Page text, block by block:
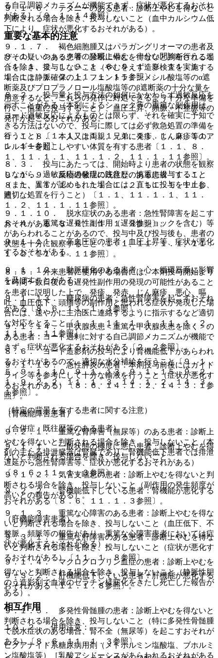
９．１．６． テタニーのある患者：診断上やむを得ないと
判断される場合を除き、投与しないこと（血中カルシウム低
下により、症状が悪化するおそれがある）。
９．１．７． 褐色細胞腫又はパラガングリオーマの患者及
びその疑いのある患者：診断上やむを得ないと判断される場
合を除き、投与しないこと（やむをえず造影検査を実施する
場合には静脈確保の上、フェントラミンメシル酸塩等のα遮
断薬及びプロプラノロール塩酸塩等のβ遮断薬の十分な量を
用意するなど、これらの発作に対処できるよう十分な準備を
行い、慎重に投与すること）、血圧上昇、頻脈、不整脈等の
発作が起こるおそれがある。
９．１．８． 本人又は両親、兄弟に発疹、じん麻疹等のア
レルギーを起こしやすい体質を有する患者〔１．１、８．
１、１１．１．１、１１．１．２、１１．１．１１参照〕。
９．１．９． 薬物過敏症の既往歴のある患者〔１．１、
８．１、１１．１．１、１１．１．２、１１．１．１１参
照〕。
９．１．１０． 脱水症状のある患者：急性腎障害を起こす
おそれがある〔８．６、１１．１．３参照〕。
９．１．１１． 高血圧症の患者：血圧上昇等、症状が悪化
するおそれがある。
９．１．１２． 動脈硬化のある患者：心・循環器系に影響
を及ぼすことがある。
９．１．１３． 糖尿病の患者：急性腎障害を起こすおそれ
がある〔８．６、１１．１．３参照〕。
９．１．１４． 甲状腺疾患＜重篤な甲状腺疾患を除く＞の
ある患者：ヨード過剰に対する自己調節メカニズムが機能で
きず、症状が悪化するおそれがある〔２．２参照〕。
９．１．１５． 急性膵炎の患者：本剤投与前後にはガイド
ライン等を参考にして十分な輸液を行うこと（症状が悪化す
るおそれがある）〔８．６、１４．１．２、１４．３．１参
照〕。
（腎機能障害患者）
９．２．１． 重篤な腎障害（無尿等）のある患者：診断上
やむを得ないと判断される場合を除き、投与しないこと（本
剤の主たる排泄臓器は腎臓であり、腎機能低下患者では排泄
遅延から急性腎障害等、症状が悪化するおそれがある）
〔８．６、１１．１．３参照〕。
９．２．２． 腎機能低下している患者：腎機能が悪化する
おそれがある〔８．６、１１．１．３参照〕。
（肝機能障害患者）
９．３．１． 重篤な肝障害のある患者：診断上やむを得な
いと判断される場合を除き、投与しないこと（症状が悪化す
るおそれがある）〔１１．１．８参照〕。
９．３．２． 肝機能低下している患者：肝機能が悪化する
おそれがある〔１１．１．８参照〕。
相互作用
１０．２． 併用注意：
ビグアナイド系糖尿病用剤（メトホルミン塩酸塩、ブホルミ
ン塩酸塩等）［乳酸アシドーシスがあらわれるおそれがある
る自己調節メカニズムが機能できず、症状が悪化するおそれ
がある］〔９．１．１４参照〕。
重要な基本的注意
８．１． ショック等の発現に備え、十分な問診を行うこと
〔１．１、２．１、９．１．８、９．１．９、１１．１．
１、１１．１．２、１１．１．１１参照〕。
８．２． 投与量と投与方法の如何にかかわらず過敏反応を
示すことがある（本剤によるショック等の重篤な副作用は、
ヨード過敏反応によるものとは限らず、それを確実に予知で
きる方法はないので、投与に際しては必ず救急処置の準備を
行うこと）〔１．１、１１．１．１、１１．１．２、１１．
１．１１参照〕。
８．３． 投与にあたっては、開始時より患者の状態を観察
しながら、過敏反応の発現に注意し、慎重に投与すること
（また、異常が認められた場合には、直ちに投与を中止し、
適切な処置を行うこと）〔１．１、１１．１．１、１１．
１．２、１１．１．１１参照〕。
８．４． 重篤な遅発性副作用（遅発性ショックを含む）等
があらわれることがあるので、投与中及び投与後も、患者の
状態を十分に観察すること〔１．１、１１．１．１、１１．
１．２、１１．１．１１参照〕。
８．５． 外来患者に使用する場合には、本剤投与開始より
１時間〜数日後にも遅発性副作用の発現の可能性があること
を患者に説明した上で、発疹、発赤、じん麻疹、悪心、嘔
吐、血圧低下、頭痛等の副作用と思われる症状が発現した場
合には、速やかに主治医に連絡するように指示するなど適切
な対応をとること〔１．１、１１．１．１、１１．１．２、
１１．１．１１参照〕。
８．６． ヨード造影剤の投与により腎機能低下があらわれ
るおそれがあるので、適切な水分補給を行うこと〔９．１．
５、９．１．１０、９．１．１３、９．１．１５、９．２．
１、９．２．２、１１．１．３、１４．１．２、１４．３．
１参照〕。
（特定の背景を有する患者に関する注意）
（合併症・既往歴等のある患者）
９．１．１． 一般状態の極度に悪い患者：診断上やむを得
ないと判断される場合を除き、投与しないこと。
９．１．２． 気管支喘息の患者：診断上やむを得ないと判
断される場合を除き、投与しないこと（副作用の発生頻度が
高いとの報告がある）。
９．１．３． 重篤な心障害のある患者：診断上やむを得な
いと判断される場合を除き、投与しないこと（血圧低下、不
整脈、頻脈等の報告があり、重篤な心障害患者においては症
状が悪化するおそれがある）。
９．１．４． マクログロブリン血症の患者：診断上やむを
得ないと判断される場合を除き、投与しないこと（静脈性胆
のう造影剤で血液のゼラチン様変化をきたし死亡した報告が
ある）。
９．１．５． 多発性骨髄腫の患者：診断上やむを得ないと
判断される場合を除き、投与しないこと（特に多発性骨髄腫
で脱水症状のある場合、腎不全（無尿等）を起こすおそれが
ある）〔８．６、１１．１．３参照〕。